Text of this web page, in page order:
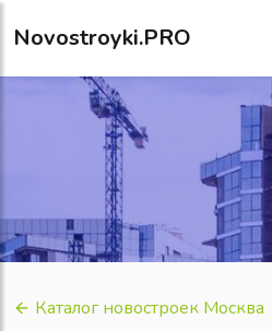
Novostroyki.PRO
Каталог новостроек Москва